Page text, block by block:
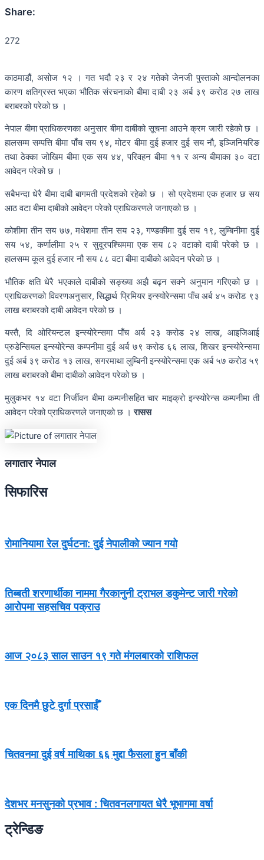
Share:
272
काठमाडौं, असोज १२ । गत भदौ २३ र २४ गतेको जेनजी पुस्ताको आन्दोलनका
कारण क्षतिग्रस्त भएका भौतिक संरचनाको बीमा दाबी २३ अर्ब ३९ करोड २७ लाख
बराबरको परेको छ ।
नेपाल बीमा प्राधिकरणका अनुसार बीमा दाबीको सूचना आउने क्रम जारी रहेको छ ।
हालसम्म सम्पत्ति बीमा पाँच सय ९४, मोटर बीमा दुई हजार दुई सय नौ, इञ्जिनियरिङ
तथा ठेक्का जोखिम बीमा एक सय ४४, परिवहन बीमा ११ र अन्य बीमाका ३० वटा
आवेदन परेको छ ।
सबैभन्दा धेरै बीमा दाबी बागमती प्रदेशको रहेको छ । सो प्रदेशमा एक हजार छ सय
आठ वटा बीमा दाबीको आवेदन परेको प्राधिकरणले जनाएको छ ।
कोशीमा तीन सय ७७, मधेशमा तीन सय २३, गण्डकीमा दुई सय १९, लुम्बिनीमा दुई
सय ५४, कर्णालीमा २५ र सुदूरपश्चिममा एक सय ८२ वटाको दाबी परेको छ ।
हालसम्म कूल दुई हजार नौ सय ८८ वटा बीमा दाबीको आवेदन परेको छ ।
भौतिक क्षति धेरै भएकाले दाबीको सङ्ख्या अझै बढ्न सक्ने अनुमान गरिएको छ ।
प्राधिकरणको विवरणअनुसार, सिद्धार्थ प्रिमियर इन्स्योरेन्समा पाँच अर्ब ४५ करोड ९३
लाख बराबरको दाबी आवेदन परेको छ ।
यस्तै, दि ओरियन्टल इन्स्योरेन्समा पाँच अर्ब २३ करोड २४ लाख, आइजिआई
प्रुडेन्सियल इन्स्योरेन्स कम्पनीमा दुई अर्ब ७९ करोड ६६ लाख, शिखर इन्स्योरेन्समा
दुई अर्ब ३९ करोड १३ लाख, सगरमाथा लुम्बिनी इन्स्योरेन्समा एक अर्ब ५७ करोड ५९
लाख बराबरको बीमा दाबीको आवेदन परेको छ ।
मुलुकभर १४ वटा निर्जीवन बीमा कम्पनीसहित चार माइक्रो इन्स्योरेन्स कम्पनीमा ती
आवेदन परेको प्राधिकरणले जनाएको छ ।रासस
लगातार नेपाल
सिफारिस
रोमानियामा रेल दुर्घटना: दुई नेपालीको ज्यान गयो
तिब्बती शरणार्थीका नाममा गैरकानुनी ट्राभल डकुमेन्ट जारी गरेको
आरोपमा सहसचिव पक्राउ
आज २०८३ साल साउन १९ गते मंगलबारको राशिफल
एक दिनमै छुटे दुर्गा प्रसाईँ
चितवनमा दुई वर्ष माथिका ६६ मुद्दा फैसला हुन बाँकी
देशभर मनसुनको प्रभाव : चितवनलगायत धेरै भूभागमा वर्षा
ट्रेन्डिङ